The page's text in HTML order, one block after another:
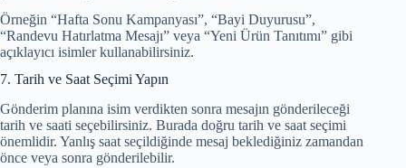
Örneğin “Hafta Sonu Kampanyası”, “Bayi Duyurusu”,
“Randevu Hatırlatma Mesajı” veya “Yeni Ürün Tanıtımı” gibi
açıklayıcı isimler kullanabilirsiniz.
7. Tarih ve Saat Seçimi Yapın
Gönderim planına isim verdikten sonra mesajın gönderileceği
tarih ve saati seçebilirsiniz. Burada doğru tarih ve saat seçimi
önemlidir. Yanlış saat seçildiğinde mesaj beklediğiniz zamandan
önce veya sonra gönderilebilir.